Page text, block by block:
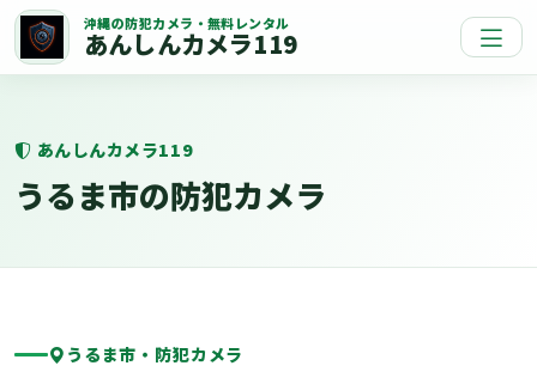
沖縄の防犯カメラ・無料レンタル
あんしんカメラ119
あんしんカメラ119
うるま市の防犯カメラ
うるま市・防犯カメラ